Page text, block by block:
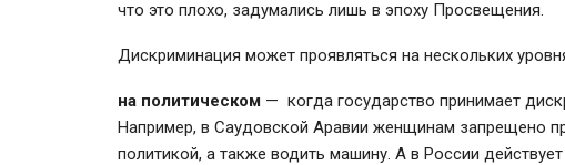
что это плохо, задумались лишь в эпоху Просвещения.
Дискриминация может проявляться на нескольких
на политическом — когда государство принимает
Например, в Саудовской Аравии женщинам запрещено
политикой, а также водить машину. А в России